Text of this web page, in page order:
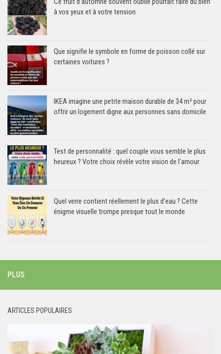
à vos yeux et à votre tension
Que signifie le symbole en forme de poisson collé sur
certaines voitures ?
IKEA imagine une petite maison durable de 34 m² pour
offrir un logement digne aux personnes sans domicile
Test de personnalité : quel couple vous semble le plus
heureux ? Votre choix révèle votre vision de l’amour
Quel verre contient réellement le plus d’eau ? Cette
énigme visuelle trompe presque tout le monde
PLUS
ARTICLES POPULAIRES